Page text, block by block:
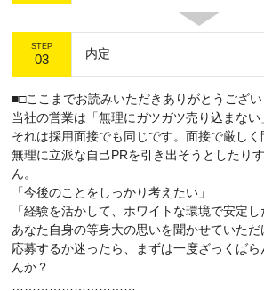
STEP
03 内定
■□ここまでお読みいただきありがとうござ
当社の営業は「無理にガツガツ売り込まない
それは採用面接でも同じです。面接で厳しく
無理に立派な自己PRを引き出そうとしたり
ん。
「今後のことをしっかり考えたい」
「経験を活かして、ホワイトな環境で安定し
あなた自身の等身大の思いを聞かせていただ
応募するか迷ったら、まずは一度ざっくば
んか？